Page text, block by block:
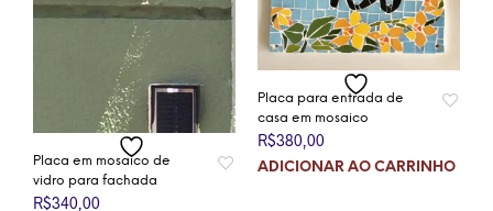
Placa em mosaico de
vidro para fachada
R$340,00
Placa para entrada de
casa em mosaico
R$380,00
ADICIONAR AO CARRINHO